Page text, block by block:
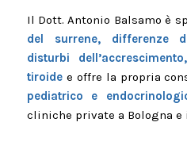
Il Dott. Antonio Balsamo è
del surrene, differenze
disturbi
tiroide e offre la propria
pediatrico e
cliniche private a Bologna e